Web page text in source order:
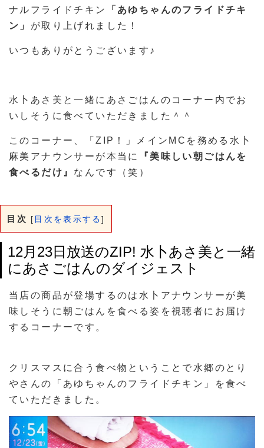
ナルフライドチキン
「あゆちゃんのフライドチキ
ン」 が取り上げれました！
いつもありがとうございます♪
水卜あさ美と一緒にあさごはんのコーナー内でお
いしそうに食べていただきました＾＾
このコーナー、「ZIP！」メインMCを務める水卜
麻美アナウンサーが本当に
『美味しい朝ごはんを
食べるだけ』 なんです（笑）
目次 [ 目次を表示する]
12月23日放送のZIP! 水卜あさ美と一緒
にあさごはんのダイジェスト
当店の商品が登場するのは水卜アナウンサーが美
味しそうに朝ごはんを食べる姿を視聴者にお届け
するコーナーです。
クリスマスに合う食べ物ということで水郷のとり
やさんの「あゆちゃんのフライドチキン」を食べ
ていただきました。